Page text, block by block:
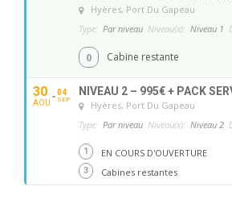
Hyères, Port Du Gapeau
Type: Par niveau Niveau(x): Niveau 1
0 Cabine restante
30
AOU
04
SEP
NIVEAU 2 – 995€ + PACK
Hyères, Port Du Gapeau
Type: Par niveau Niveau(x): Niveau 2
1 EN COURS D'OUVERTURE
3 Cabines restantes